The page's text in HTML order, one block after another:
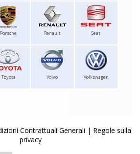
Porsche Renault Seat
Toyota Volvo Volkswagen
Contrattuali Generali | Regole sulla
privacy